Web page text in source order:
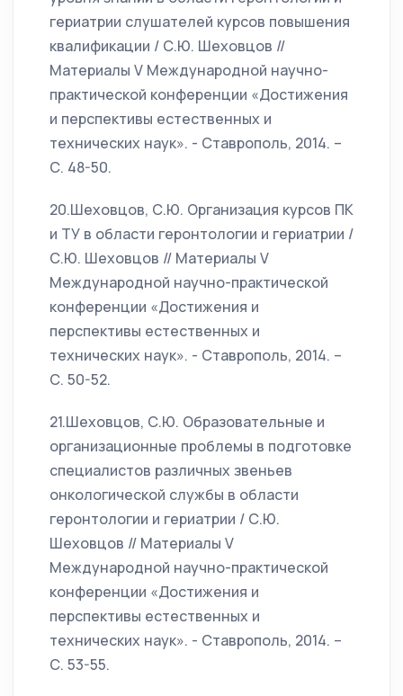
гериатрии слушателей курсов повышения
квалификации / С.Ю. Шеховцов //
Материалы V Международной научно-
практической конференции «Достижения
и перспективы естественных и
технических наук». - Ставрополь, 2014. –
С. 48-50.
20.Шеховцов, С.Ю. Организация курсов ПК
и ТУ в области геронтологии и гериатрии /
С.Ю. Шеховцов // Материалы V
Международной научно-практической
конференции «Достижения и
перспективы естественных и
технических наук». - Ставрополь, 2014. –
С. 50-52.
21.Шеховцов, С.Ю. Образовательные и
организационные проблемы в подготовке
специалистов различных звеньев
онкологической службы в области
геронтологии и гериатрии / С.Ю.
Шеховцов // Материалы V
Международной научно-практической
конференции «Достижения и
перспективы естественных и
технических наук». - Ставрополь, 2014. –
С. 53-55.